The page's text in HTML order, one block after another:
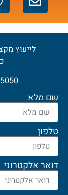
לייעוץ
שם מלא
טלפון
דואר אלקטרוני